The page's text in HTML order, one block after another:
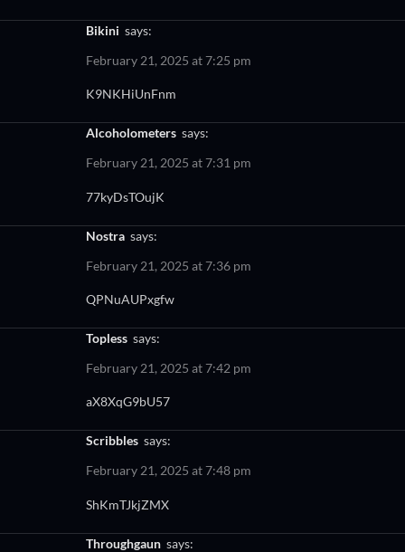
bikini says:
February 21, 2025 at 7:25 pm
K9NKHiUnFnm
alcoholometers says:
February 21, 2025 at 7:31 pm
77kyDsTOujK
nostra says:
February 21, 2025 at 7:36 pm
QPNuAUPxgfw
topless says:
February 21, 2025 at 7:42 pm
aX8XqG9bU57
scribbles says:
February 21, 2025 at 7:48 pm
ShKmTJkjZMX
throughgaun says: